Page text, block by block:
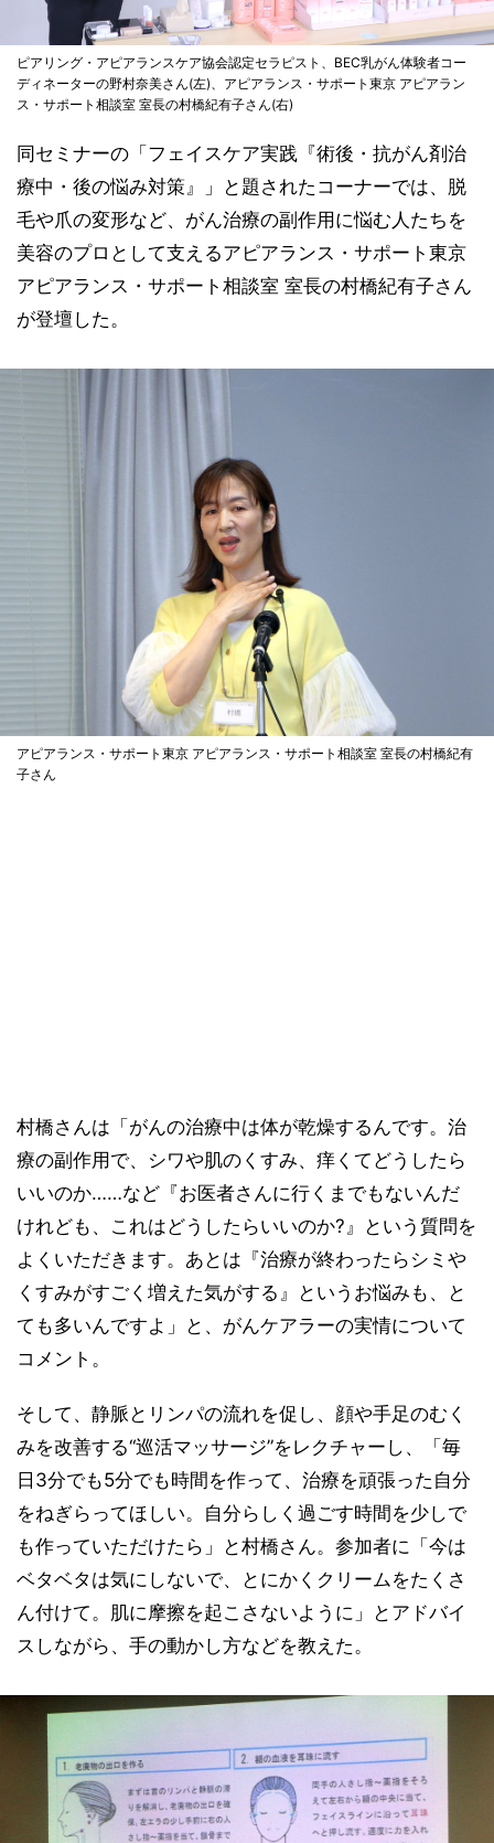
ピアリング・アピアランスケア協会認定セラピスト、BEC乳がん体験者コー
ディネーターの野村奈美さん(左)、アピアランス・サポート東京 アピアラン
ス・サポート相談室 室長の村橋紀有子さん(右)
同セミナーの「フェイスケア実践『術後・抗がん剤治
療中・後の悩み対策』」と題されたコーナーでは、脱
毛や爪の変形など、がん治療の副作用に悩む人たちを
美容のプロとして支えるアピアランス・サポート東京
アピアランス・サポート相談室 室長の村橋紀有子さん
が登壇した。
アピアランス・サポート東京 アピアランス・サポート相談室 室長の村橋紀有
子さん
村橋さんは「がんの治療中は体が乾燥するんです。治
療の副作用で、シワや肌のくすみ、痒くてどうしたら
いいのか……など『お医者さんに行くまでもないんだ
けれども、これはどうしたらいいのか?』という質問を
よくいただきます。あとは『治療が終わったらシミや
くすみがすごく増えた気がする』というお悩みも、と
ても多いんですよ」と、がんケアラーの実情について
コメント。
そして、静脈とリンパの流れを促し、顔や手足のむく
みを改善する“巡活マッサージ”をレクチャーし、「毎
日3分でも5分でも時間を作って、治療を頑張った自分
をねぎらってほしい。自分らしく過ごす時間を少しで
も作っていただけたら」と村橋さん。参加者に「今は
ベタベタは気にしないで、とにかくクリームをたくさ
ん付けて。肌に摩擦を起こさないように」とアドバイ
スしながら、手の動かし方などを教えた。